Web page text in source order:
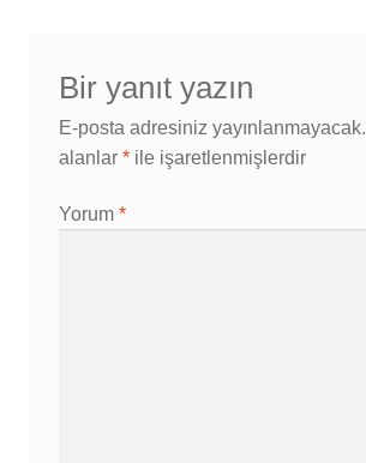
Bir yanıt yazın
E-posta adresiniz yayınlanmayacak.
alanlar *ile işaretlenmişlerdir
Yorum *